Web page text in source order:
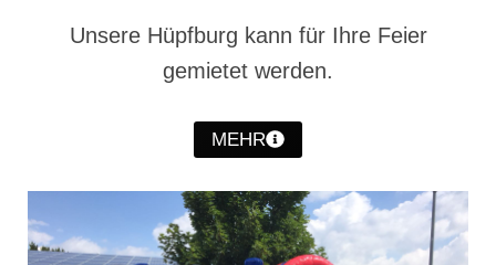
Christkindwiegen 2024
Christkindwiegen 2022
Christkindwiegen 2021
Christkindwiegen 2019
Unsere Hüpfburg kann für Ihre Feier
gemietet werden.
MEHR